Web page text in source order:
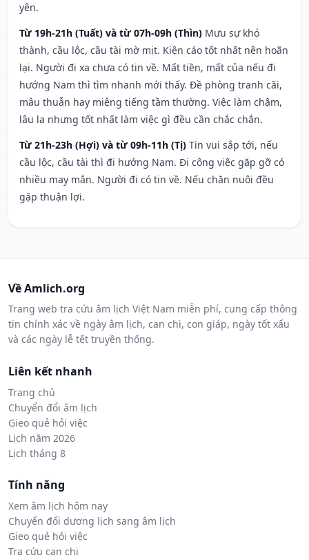
yên.
Từ 19h-21h (Tuất) và từ 07h-09h (Thìn) Mưu sự khó
thành, cầu lộc, cầu tài mờ mịt. Kiện cáo tốt nhất nên hoãn
lại. Người đi xa chưa có tin về. Mất tiền, mất của nếu đi
hướng Nam thì tìm nhanh mới thấy. Đề phòng tranh cãi,
mâu thuẫn hay miệng tiếng tầm thường. Việc làm chậm,
lâu la nhưng tốt nhất làm việc gì đều cần chắc chắn.
Từ 21h-23h (Hợi) và từ 09h-11h (Tị) Tin vui sắp tới, nếu
cầu lộc, cầu tài thì đi hướng Nam. Đi công việc gặp gỡ có
nhiều may mắn. Người đi có tin về. Nếu chăn nuôi đều
gặp thuận lợi.
Về Amlich.org
Trang web tra cứu âm lịch Việt Nam miễn phí, cung cấp thông
tin chính xác về ngày âm lịch, can chi, con giáp, ngày tốt xấu
và các ngày lễ tết truyền thống.
Liên kết nhanh
Trang chủ
Chuyển đổi âm lịch
Gieo quẻ hỏi việc
Lịch năm 2026
Lịch tháng 8
Tính năng
Xem âm lịch hôm nay
Chuyển đổi dương lịch sang âm lịch
Gieo quẻ hỏi việc
Tra cứu can chi